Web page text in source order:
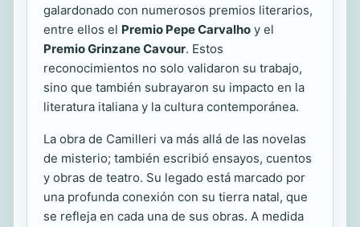
galardonado con numerosos premios literarios,
entre ellos el Premio Pepe Carvalho y el
Premio Grinzane Cavour. Estos
reconocimientos no solo validaron su trabajo,
sino que también subrayaron su impacto en la
literatura italiana y la cultura contemporánea.
La obra de Camilleri va más allá de las novelas
de misterio; también escribió ensayos, cuentos
y obras de teatro. Su legado está marcado por
una profunda conexión con su tierra natal, que
se refleja en cada una de sus obras. A medida